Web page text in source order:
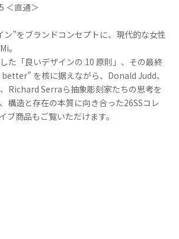
＜直通＞
ン”をブランドコンセプトに、現代的な女性
。
た「良いデザインの 10 原則」、その最終
を核に据えながら、Donald Judd、
Richard Serraら抽象彫刻家たちの思考を
構造と存在の本質に向き合った26SSコレ
ブ商品もご覧いただけます。